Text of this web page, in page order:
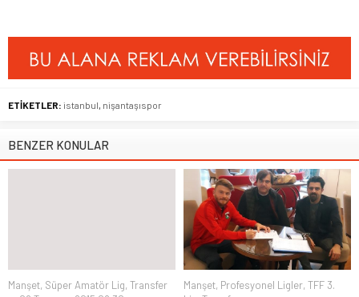
ETİKETLER: istanbul, nişantaşıspor
BENZER KONULAR
Manşet, Süper Amatör Lig, Transfer
Manşet, Profesyonel Ligler, TFF 3.